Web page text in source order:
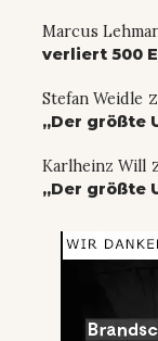
Marcus
verliert 500
Stefan Weidle
„Der größte
Karlheinz Will
„Der größte